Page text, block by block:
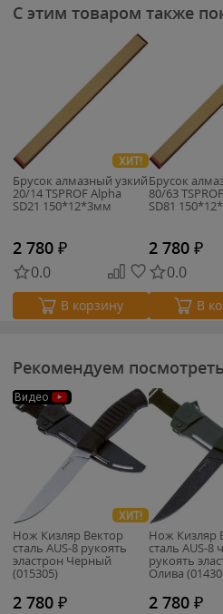
С этим товаром также
ХИТ!
Брусок алмазный узкий
20/14 TSPROF Alpha
SD21 150*12*3мм
2 780 ₽
0.0
В корзину
Брусок
80/63
SD81
2 780 ₽
0.0
В
Рекомендуем
Видео
ХИТ!
Нож Кизляр Вектор
сталь AUS-8 рукоять
эластрон Черный
(015305)
2 780 ₽
Нож Кизляр
сталь AUS-8
рукоять
Олива
2 780 ₽